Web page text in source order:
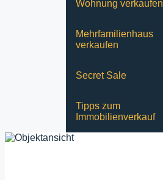
Wohnung verkaufen
Mehrfamilienhaus
verkaufen
Secret Sale
Tipps zum
Immobilienverkauf